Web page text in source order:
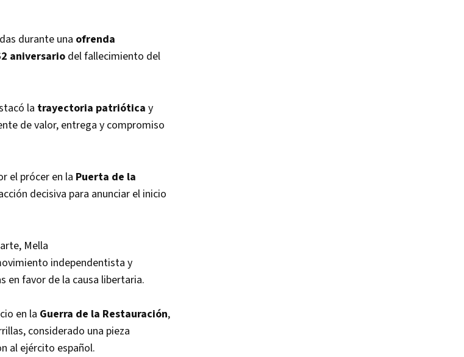
durante una ofrenda
aniversariodel fallecimiento del
la trayectoria patriótica y
de valor, entrega y compromiso
el prócer en la Puerta de la
decisiva para anunciar el inicio
Mella
independentista y
en favor de la causa libertaria.
en la Guerra de la Restauración,
considerado una pieza
al ejército español.